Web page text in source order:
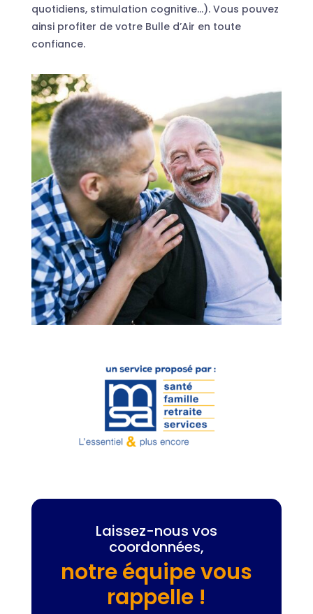
quotidiens, stimulation cognitive…). Vous pouvez
ainsi profiter de votre Bulle d’Air en toute
confiance.
Laissez-nous vos
coordonnées,
notre équipe vous
rappelle !